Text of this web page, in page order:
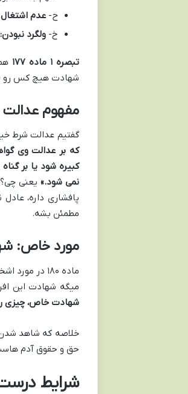
ح-عدم
خ-ولگرد نبودن:
تبصره ۱ ماده ۱۷۷
شهادت هیچ کس رو
مفهوم عدالت در
گفتیم عدالت شرط خیلی مهمیه. حالا
که بر عدالت وی
کبیره شود یا بر
نمی شود.» یعنی
پافشاری داره،
مطمئن بشه.
مورد خاص:
ماده ۱۸۰
میگه شهادت این
شهادت خاص، چیزی
خلاصه که شاهد
حق و حقوق آدم
شرایط